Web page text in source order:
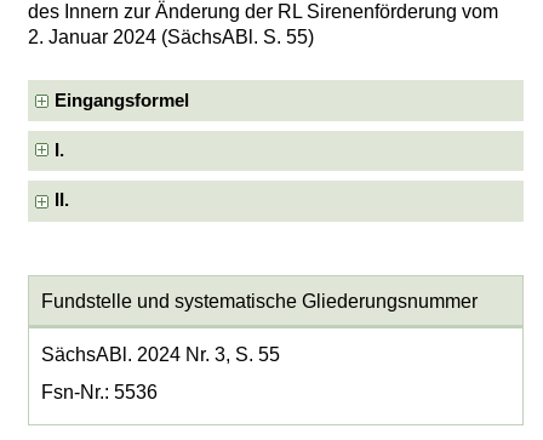
des Innern zur Änderung der RL Sirenenförderung vom
2. Januar 2024 (SächsABl. S. 55)
Eingangsformel
I.
II.
Fundstelle und systematische Gliederungsnummer
SächsABl. 2024 Nr. 3, S. 55
Fsn-Nr.: 5536